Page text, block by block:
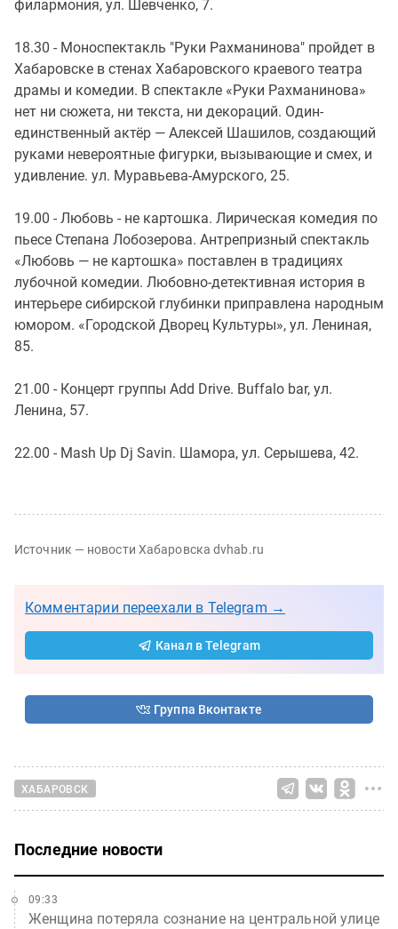
филармония, ул. Шевченко, 7.
18.30 - Моноспектакль "Руки Рахманинова" пройдет в
Хабаровске в стенах Хабаровского краевого театра
драмы и комедии. В спектакле «Руки Рахманинова»
нет ни сюжета, ни текста, ни декораций. Один-
единственный актёр — Алексей Шашилов, создающий
руками невероятные фигурки, вызывающие и смех, и
удивление. ул. Муравьева-Амурского, 25.
19.00 - Любовь - не картошка. Лирическая комедия по
пьесе Степана Лобозерова. Антрепризный спектакль
«Любовь — не картошка» поставлен в традициях
лубочной комедии. Любовно-детективная история в
интерьере сибирской глубинки приправлена народным
юмором. «Городской Дворец Культуры», ул. Лениная,
85.
21.00 - Концерт группы Add Drive. Buffalo bar, ул.
Ленина, 57.
22.00 - Mash Up Dj Savin. Шамора, ул. Серышева, 42.
Источник — новости Хабаровска dvhab.ru
Комментарии переехали в Telegram →
Канал в Telegram
Группа Вконтакте
ХАБАРОВСК
Последние новости
Женщина потеряла сознание на центральной улице
09:33